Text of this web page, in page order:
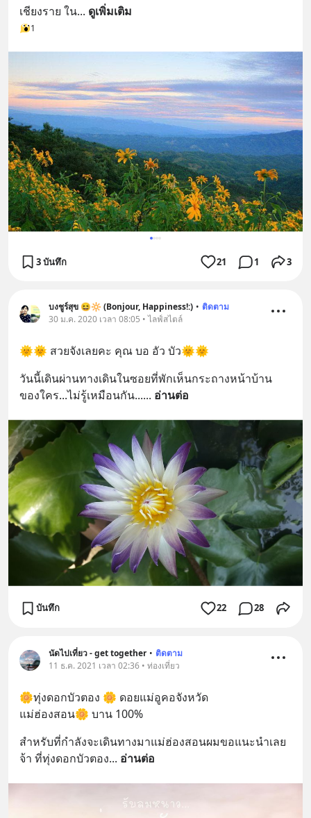
เชียงราย ใน... ดูเพิ่มเติม
1
3 บันทึก 21 1 3
บงชูร์สุข 😆🔆 (Bonjour, Happiness!:) • ติดตาม
30 ม.ค. 2020 เวลา 08:05 • ไลฟ์สไตล์
🌞🌞 สวยจังเลยคะ คุณ บอ อัว บัว🌞🌞
วันนี้เดินผ่านทางเดินในซอยที่พักเห็นกระถางหน้าบ้าน
ของใคร...ไม่รู้เหมือนกัน...... อ่านต่อ
บันทึก 22 28
นัดไปเที่ยว - get together • ติดตาม
11 ธ.ค. 2021 เวลา 02:36 • ท่องเที่ยว
🌼ทุ่งดอกบัวตอง 🌼 ดอยแม่อูคอจังหวัด
แม่ฮ่องสอน🌼 บาน 100%
สำหรับที่กำลังจะเดินทางมาแม่ฮ่องสอนผมขอแนะนำเลย
จ้า ที่ทุ่งดอกบัวตอง... อ่านต่อ